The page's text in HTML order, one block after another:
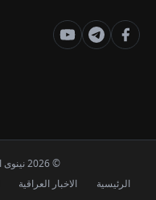
© 2026 نينوى الغد. جميع الحقوق محفوظة.
الرئيسية الاخبار العراقية